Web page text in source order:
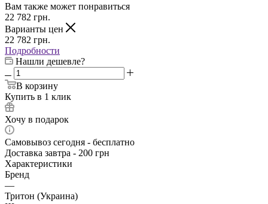
Вам также может понравиться
22 782 грн.
Варианты цен
22 782 грн.
Подробности
Нашли дешевле?
В корзину
Купить в 1 клик
Хочу в подарок
Самовывоз сегодня - бесплатно
Доставка завтра - 200 грн
Характеристики
Бренд
—
Тритон (Украина)